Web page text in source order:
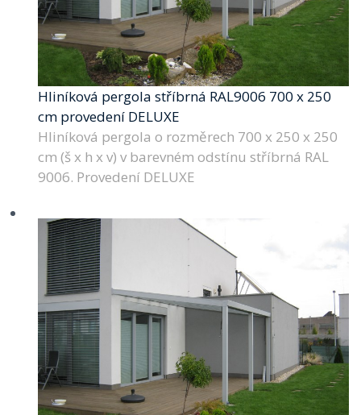
Hliníková pergola stříbrná RAL9006 700 x 250
cm provedení DELUXE
Hliníková pergola o rozměrech 700 x 250 x 250
cm (š x h x v) v barevném odstínu stříbrná RAL
9006. Provedení DELUXE